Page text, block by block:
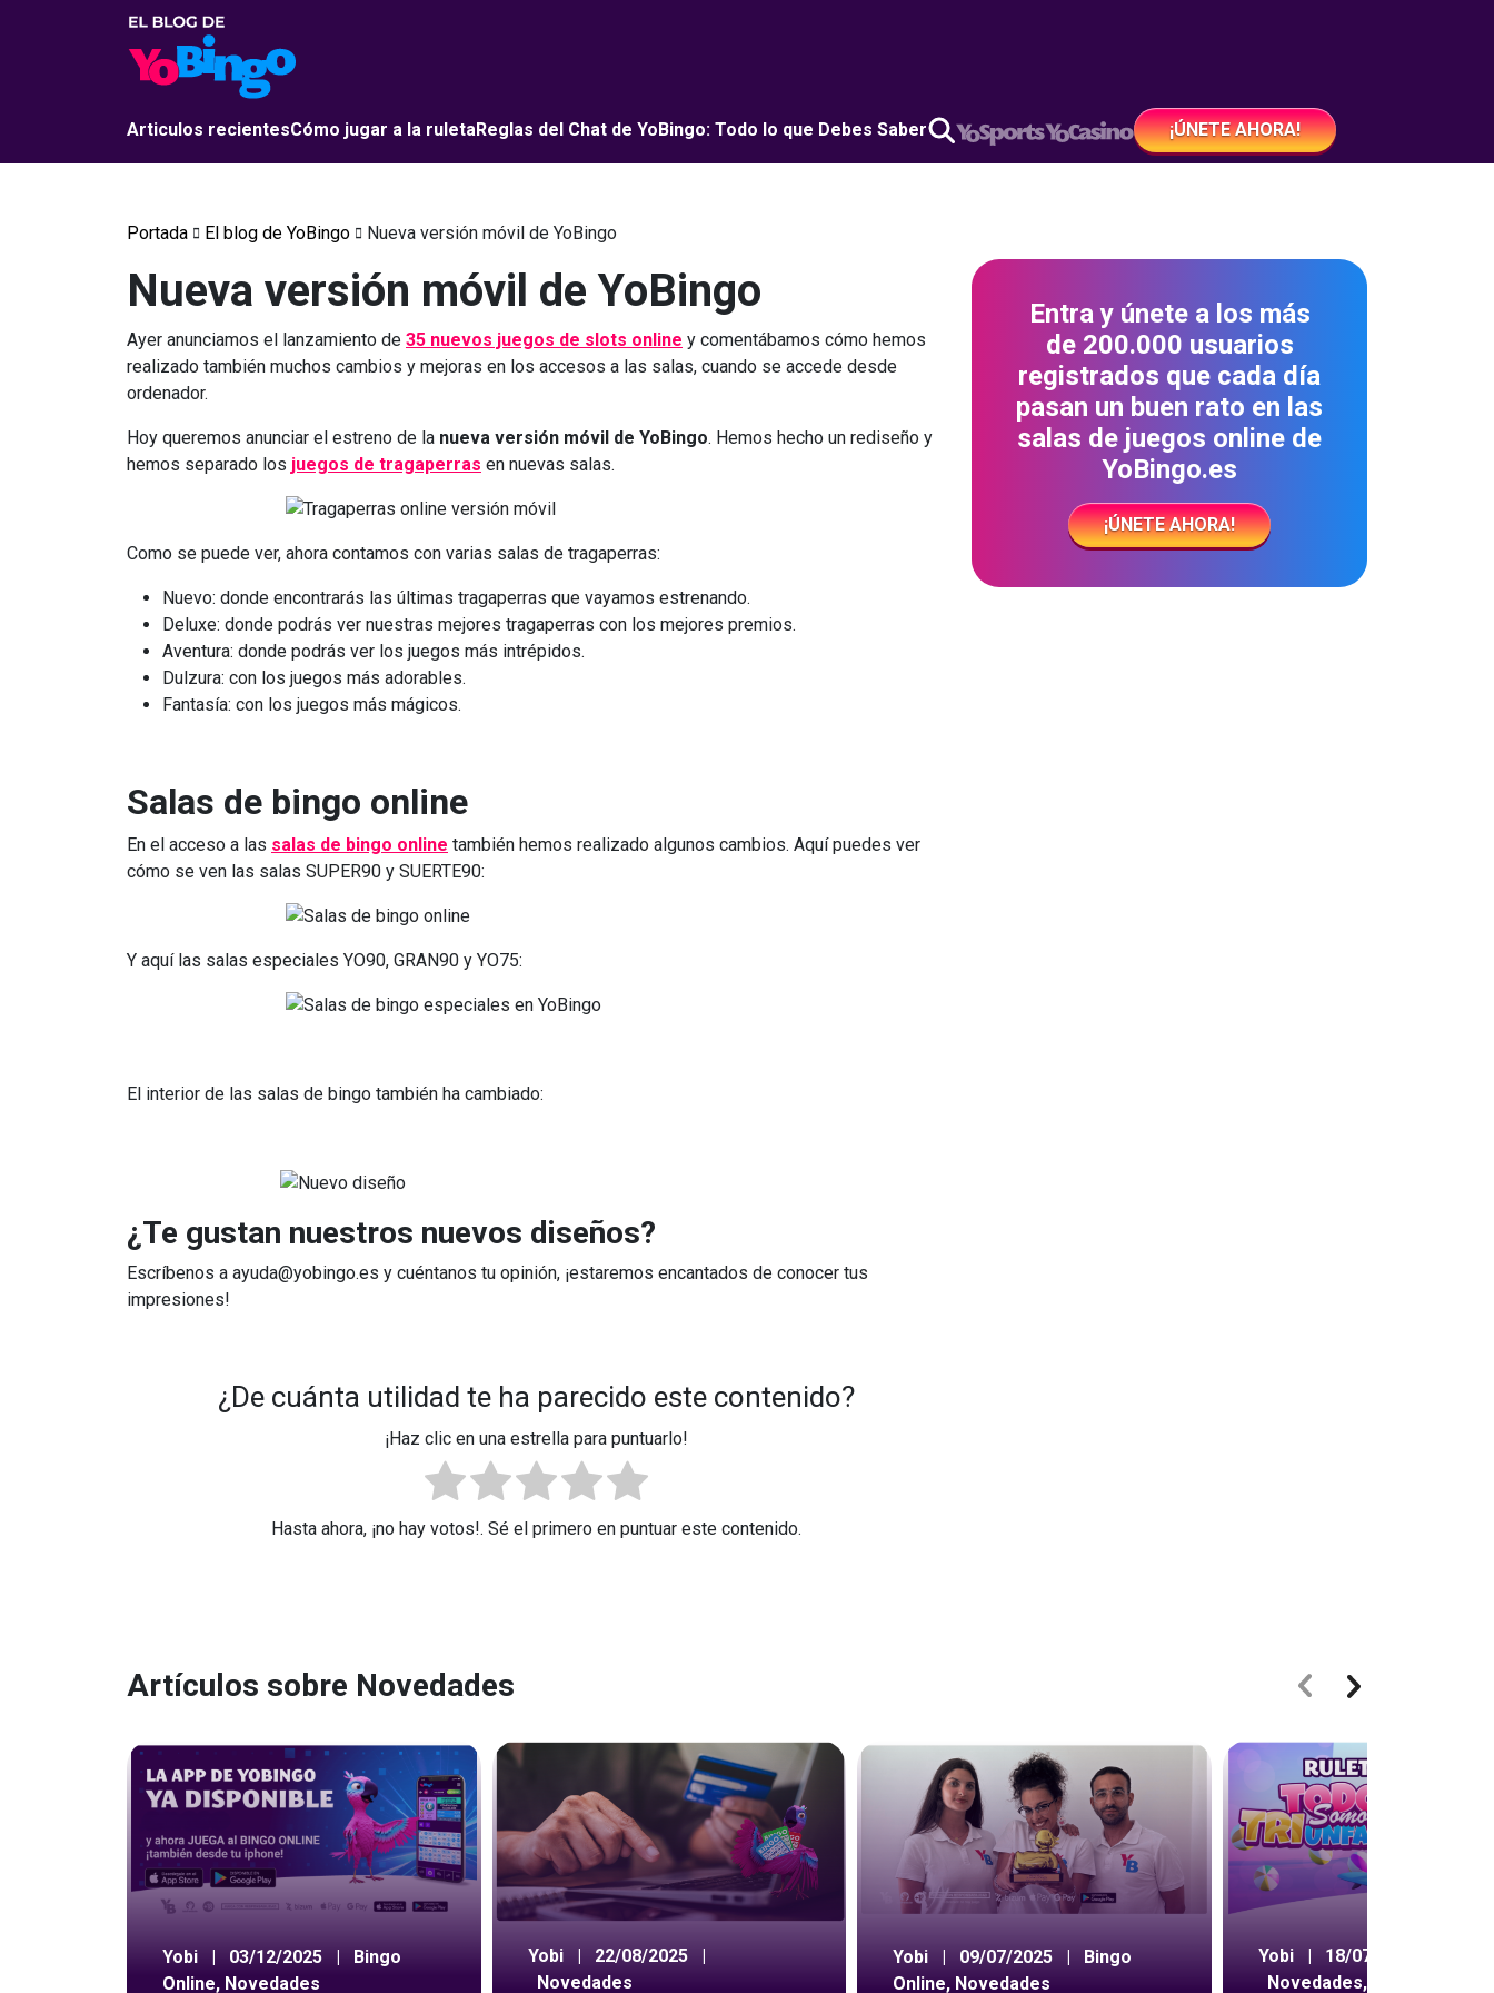
Articulos recientesCómo jugar a la ruletaReglas del Chat de YoBingo: Todo lo que Debes Saber ¡ÚNETE AHORA!
Portada El blog de YoBingo Nueva versión móvil de YoBingo
Nueva versión móvil de YoBingo
Ayer anunciamos el lanzamiento de 35 nuevos juegos de slots online y comentábamos cómo hemos
realizado también muchos cambios y mejoras en los accesos a las salas, cuando se accede desde
ordenador.
Hoy queremos anunciar el estreno de la nueva versión móvil de YoBingo. Hemos hecho un rediseño y
hemos separado los juegos de tragaperras en nuevas salas.
Como se puede ver, ahora contamos con varias salas de tragaperras:
Nuevo: donde encontrarás las últimas tragaperras que vayamos estrenando.
Deluxe: donde podrás ver nuestras mejores tragaperras con los mejores premios.
Aventura: donde podrás ver los juegos más intrépidos.
Dulzura: con los juegos más adorables.
Fantasía: con los juegos más mágicos.
Salas de bingo online
En el acceso a las salas de bingo online también hemos realizado algunos cambios. Aquí puedes ver
cómo se ven las salas SUPER90 y SUERTE90:
Y aquí las salas especiales YO90, GRAN90 y YO75:
El interior de las salas de bingo también ha cambiado:
¿Te gustan nuestros nuevos diseños?
Escríbenos a ayuda@yobingo.es y cuéntanos tu opinión, ¡estaremos encantados de conocer tus
impresiones!
¿De cuánta utilidad te ha parecido este contenido?
¡Haz clic en una estrella para puntuarlo!
Hasta ahora, ¡no hay votos!. Sé el primero en puntuar este contenido.
Entra y únete a los más
de 200.000 usuarios
registrados que cada día
pasan un buen rato en las
salas de juegos online de
YoBingo.es
¡ÚNETE AHORA!
Artículos sobre Novedades
Yobi | 03/12/2025 |
Bingo
Online, Novedades
Yobi 22/08/2025
Novedades
Yobi | 09/07/2025 |
Bingo
Online, Novedades
Yobi 18/07/2024
Novedades,